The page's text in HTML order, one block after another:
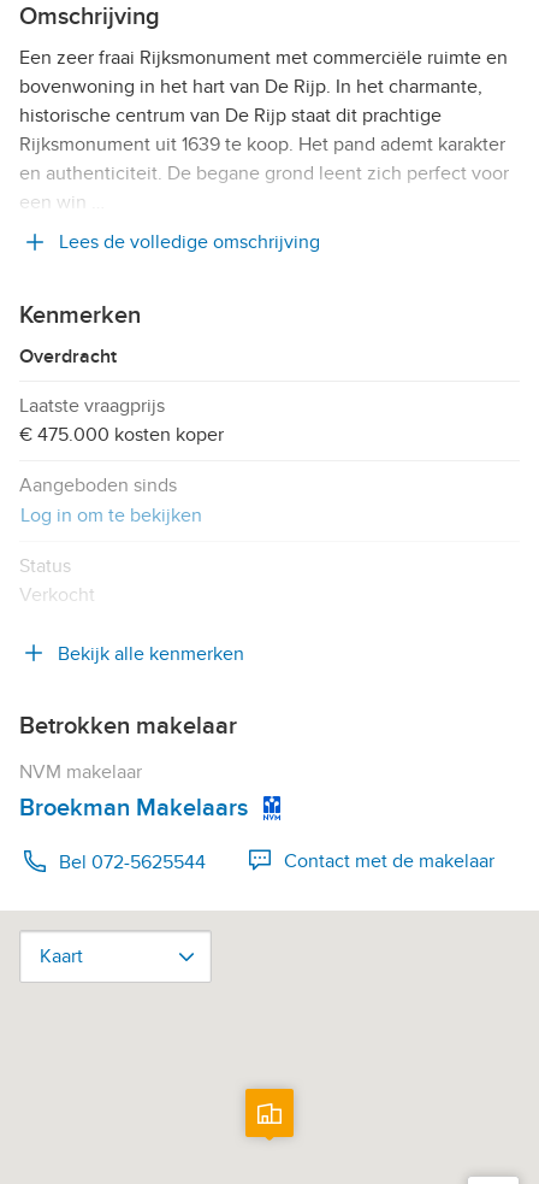
Omschrijving
Een zeer fraai Rijksmonument met commerciële ruimte en
bovenwoning in het hart van De Rijp. In het charmante,
historische centrum van De Rijp staat dit prachtige
Rijksmonument uit 1639 te koop. Het pand ademt karakter
en authenticiteit. De begane grond leent zich perfect voor
een win …
Lees de volledige omschrijving
Kenmerken
Overdracht
Laatste vraagprijs
€ 475.000 kosten koper
Aangeboden sinds
Log in om te bekijken
Status
Verkocht
Bekijk alle kenmerken
Betrokken makelaar
NVM makelaar
Broekman Makelaars
Bel 072-5625544 Contact met de makelaar
Kaart
Kaart